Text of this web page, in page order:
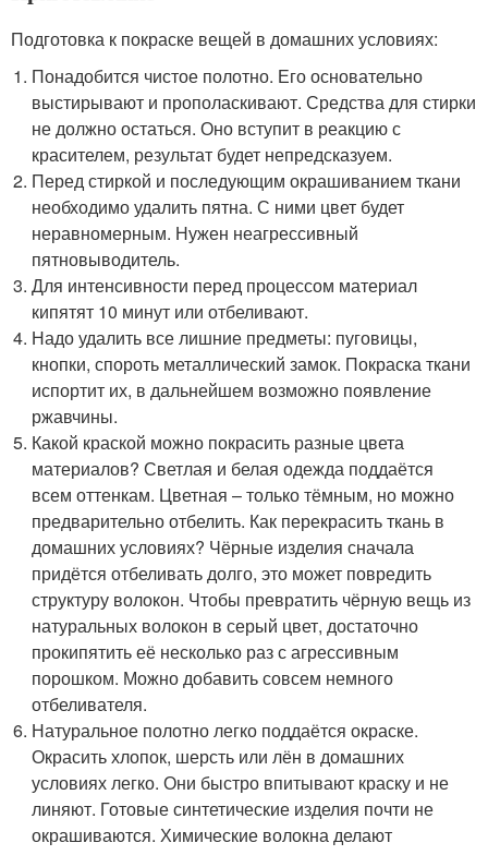
Подготовка к покраске вещей в домашних условиях:
Понадобится чистое полотно. Его основательно
выстирывают и прополаскивают. Средства для стирки
не должно остаться. Оно вступит в реакцию с
красителем, результат будет непредсказуем.
Перед стиркой и последующим окрашиванием ткани
необходимо удалить пятна. С ними цвет будет
неравномерным. Нужен неагрессивный
пятновыводитель.
Для интенсивности перед процессом материал
кипятят 10 минут или отбеливают.
Надо удалить все лишние предметы: пуговицы,
кнопки, спороть металлический замок. Покраска ткани
испортит их, в дальнейшем возможно появление
ржавчины.
Какой краской можно покрасить разные цвета
материалов? Светлая и белая одежда поддаётся
всем оттенкам. Цветная – только тёмным, но можно
предварительно отбелить. Как перекрасить ткань в
домашних условиях? Чёрные изделия сначала
придётся отбеливать долго, это может повредить
структуру волокон. Чтобы превратить чёрную вещь из
натуральных волокон в серый цвет, достаточно
прокипятить её несколько раз с агрессивным
порошком. Можно добавить совсем немного
отбеливателя.
Натуральное полотно легко поддаётся окраске.
Окрасить хлопок, шерсть или лён в домашних
условиях легко. Они быстро впитывают краску и не
линяют. Готовые синтетические изделия почти не
окрашиваются. Химические волокна делают